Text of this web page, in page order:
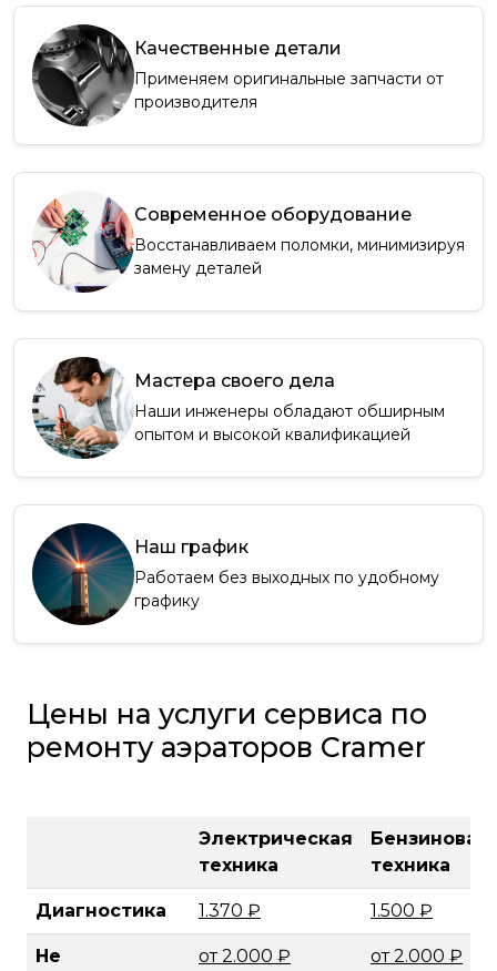
Качественные детали
Применяем оригинальные запчасти от
производителя
Современное оборудование
Восстанавливаем поломки, минимизируя
замену деталей
Мастера своего дела
Наши инженеры обладают обширным
опытом и высокой квалификацией
Наш график
Работаем без выходных по удобному
графику
Цены на услуги сервиса по
ремонту аэраторов Cramer
Электрическая
техника
Бензиновая
техника
Диагностика 1.370 ₽ 1.500 ₽
Не
от 2.000 ₽ от 2.000 ₽